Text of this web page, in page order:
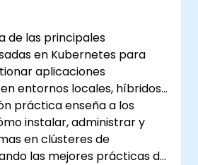
de las principales
en Kubernetes para
aplicaciones
entornos locales, híbridos
práctica enseña a los
instalar, administrar y
en clústeres de
las mejores prácticas de